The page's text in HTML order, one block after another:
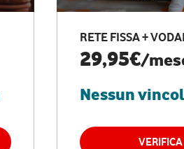
RETE FISSA +
29,95€/
Nessun